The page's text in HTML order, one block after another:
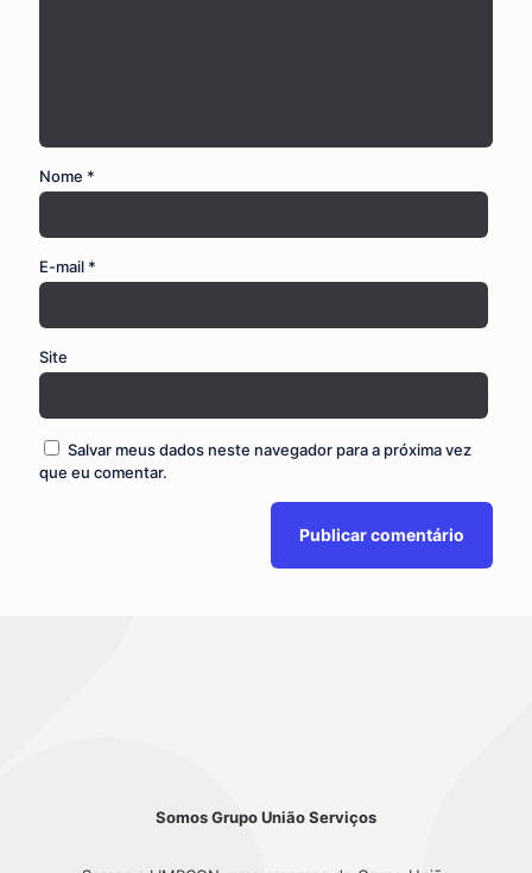
Nome *
E-mail *
Site
Salvar meus dados neste navegador para a próxima vez
que eu comentar.
Somos Grupo União Serviços